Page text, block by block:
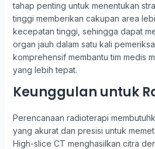
tahap penting untuk menentukan
tinggi memberikan cakupan area
kecepatan tinggi, sehingga dapat
organ jauh dalam satu kali
komprehensif membantu tim medis
yang lebih tepat.
Keunggulan untuk
Perencanaan radioterapi
yang akurat dan presisi untuk
High-slice CT menghasilkan citra